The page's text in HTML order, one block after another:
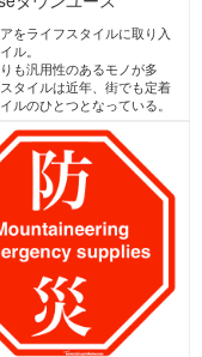
アイスクライミン
ったルンゼ(沢)や氷壁・滝を
使って登る登攀スタイル。
工的に作られた氷瀑を登る
人気がある。